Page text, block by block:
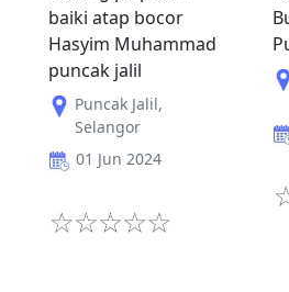
baiki atap bocor
Hasyim Muhammad
puncak jalil
Puncak Jalil,
Selangor
01 Jun 2024